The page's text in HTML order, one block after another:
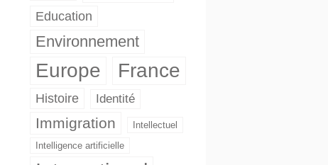
Education
Environnement
Europe France
Histoire Identité
Immigration
Intellectuel
Intelligence artificielle